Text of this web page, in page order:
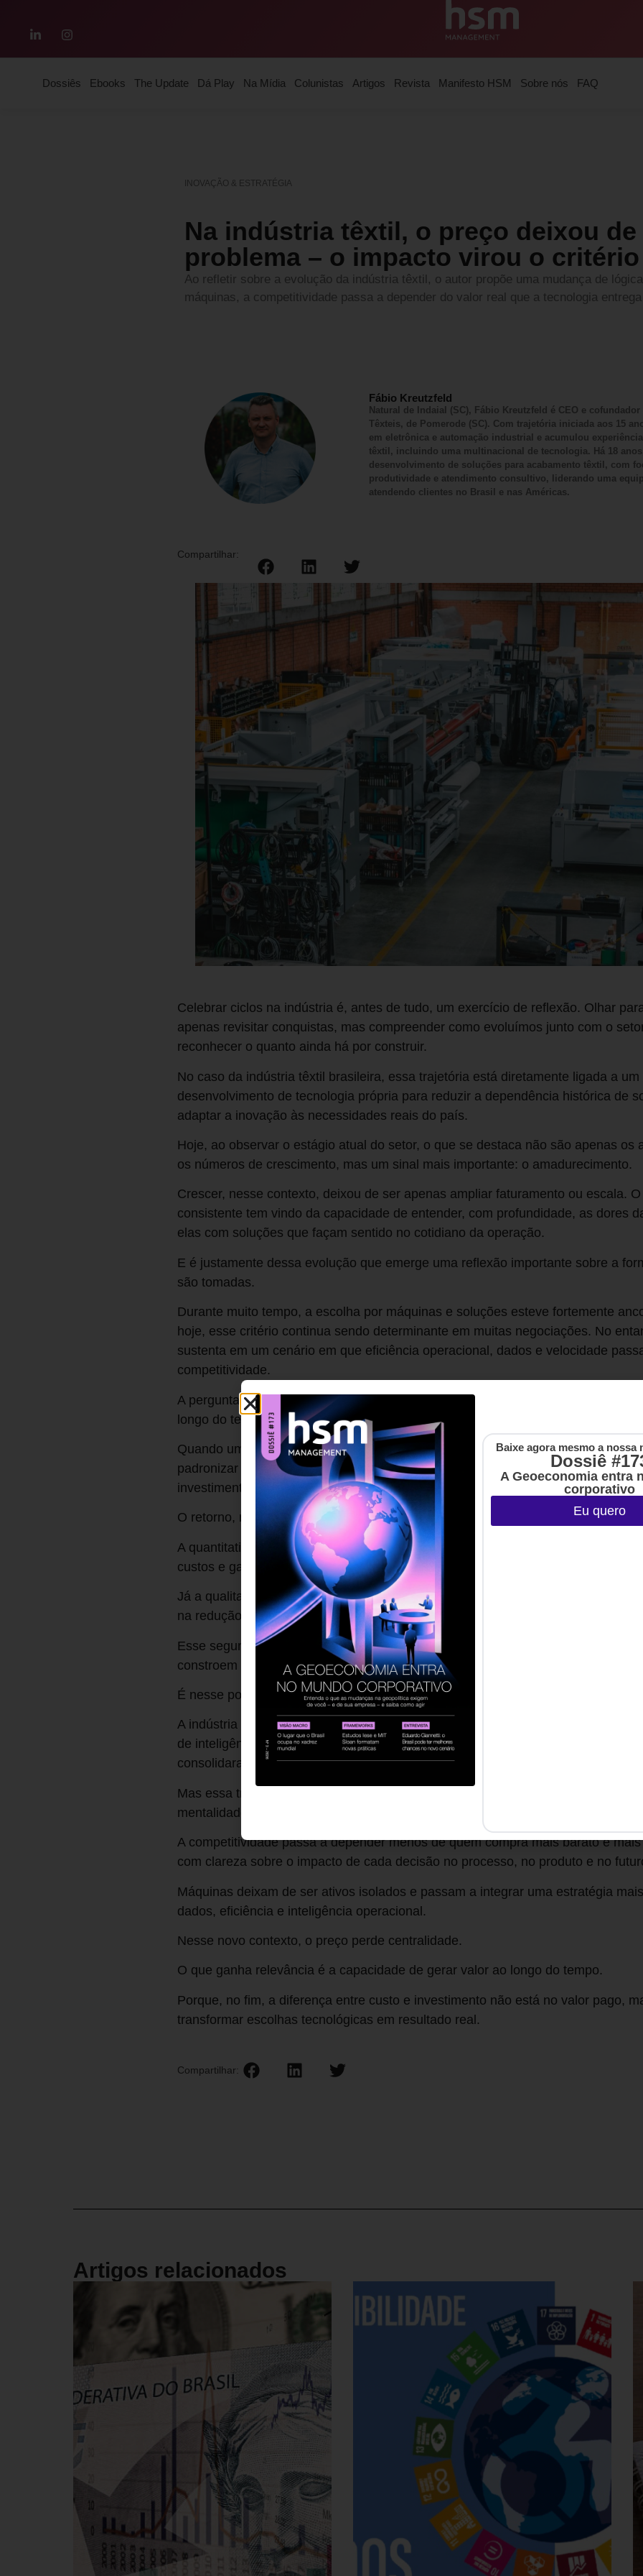
Dossiês Ebooks The Update Dá Play Na Mídia Colunistas Artigos Revista Manifesto HSM Sobre nós FAQ
INOVAÇÃO & ESTRATÉGIA
Na indústria têxtil, o preço deixou de
problema – o impacto virou o critério
Ao refletir sobre a evolução da indústria têxtil, o autor propõe uma mudança de
máquinas, a competitividade passa a depender do valor real que a tecnologia
Fábio Kreutzfeld
Natural de Indaial (SC), Fábio Kreutzfeld é CEO e
Têxteis, de Pomerode (SC). Com trajetória iniciada aos 15
em eletrônica e automação industrial e acumulou
têxtil, incluindo uma multinacional de tecnologia. Há 18
desenvolvimento de soluções para acabamento têxtil, com
produtividade e atendimento consultivo, liderando uma
atendendo clientes no Brasil e nas Américas.
Compartilhar:
Celebrar ciclos na indústria é, antes de tudo, um exercício de reflexão. Olhar
apenas revisitar conquistas, mas compreender como evoluímos junto com o
reconhecer o quanto ainda há por construir.
No caso da indústria têxtil brasileira, essa trajetória está diretamente ligada a
desenvolvimento de tecnologia própria para reduzir a dependência histórica de
adaptar a inovação às necessidades reais do país.
Hoje, ao observar o estágio atual do setor, o que se destaca não são apenas os
os números de crescimento, mas um sinal mais importante: o amadurecimento.
Crescer, nesse contexto, deixou de ser apenas ampliar faturamento ou escala.
consistente tem vindo da capacidade de entender, com profundidade, as dores
elas com soluções que façam sentido no cotidiano da operação.
E é justamente dessa evolução que emerge uma reflexão importante sobre a
são tomadas.
Durante muito tempo, a escolha por máquinas e soluções esteve fortemente
hoje, esse critério continua sendo determinante em muitas negociações. No
sustenta em um cenário em que eficiência operacional, dados e velocidade
competitividade.
A pergunta central não deveria mais ser “quanto custa?”, mas sim “quanto valor
longo do tempo?”.
Quando uma solução é capaz de reduzir horas de processo para minutos,
padronizar a qualidade e gerar dados para tomada de decisão, seu impacto
investimento inicial.
O retorno, nesse caso, precisa ser entendido em duas dimensões.
A quantitativa, mais evidente, aparece nos indicadores tradicionais: aumento de
custos e ganho de escala.
Já a qualitativa, frequentemente subestimada, se revela na previsibilidade, na
na redução de erros e na capacidade de governar a operação com base em
Esse segundo aspecto é o que, na prática, diferencia empresas que operam
constroem vantagem competitiva sustentável.
É nesse ponto que a tecnologia deixa de ser diferencial e passa a ser condição
A indústria têxtil atravessa hoje uma mudança estrutural. A digitalização dos
de inteligência artificial e a integração entre etapas produtivas deixaram de ser
consolidaram como realidade.
Mas essa transformação exige mais do que investimento em tecnologia. Exige
mentalidade.
A competitividade passa a depender menos de quem compra mais barato e
com clareza sobre o impacto de cada decisão no processo, no produto e no
Máquinas deixam de ser ativos isolados e passam a integrar uma estratégia
dados, eficiência e inteligência operacional.
Nesse novo contexto, o preço perde centralidade.
O que ganha relevância é a capacidade de gerar valor ao longo do tempo.
Porque, no fim, a diferença entre custo e investimento não está no valor pago,
transformar escolhas tecnológicas em resultado real.
Compartilhar:
Artigos relacionados
Baixe agora mesmo a nossa
Dossiê
A Geoeconomia entra
corporativo
Eu quero